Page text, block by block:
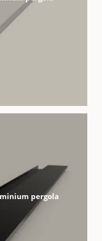
pergola